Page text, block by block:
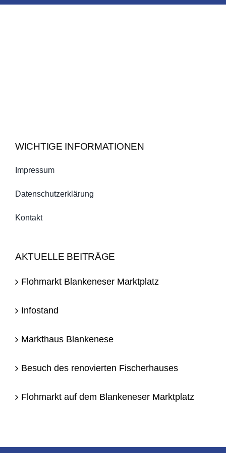
WICHTIGE INFORMATIONEN
Impressum
Datenschutzerklärung
Kontakt
AKTUELLE BEITRÄGE
Flohmarkt Blankeneser Marktplatz
Infostand
Markthaus Blankenese
Besuch des renovierten Fischerhauses
Flohmarkt auf dem Blankeneser Marktplatz